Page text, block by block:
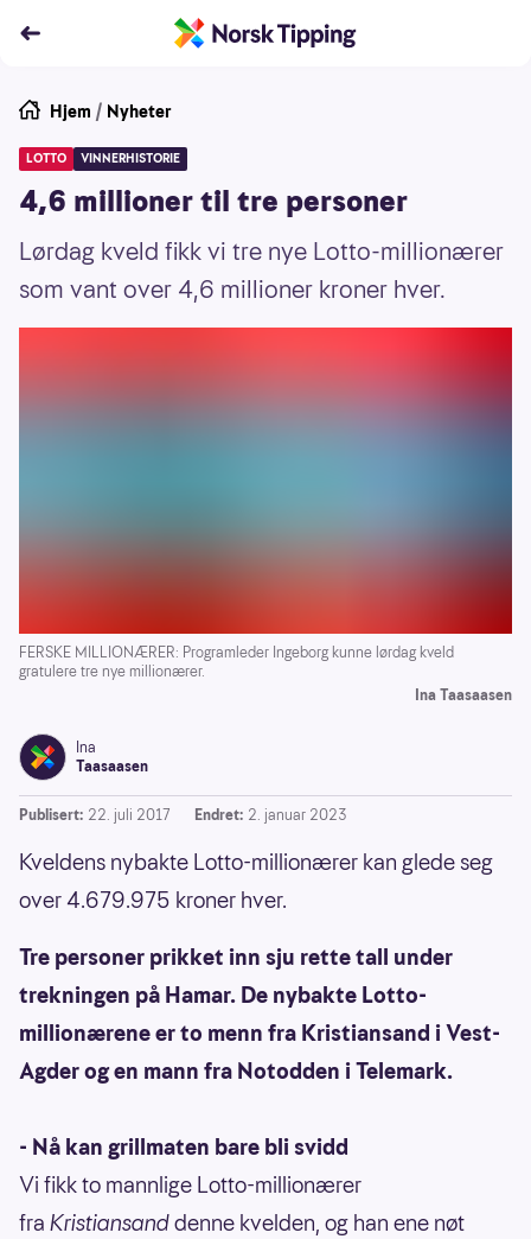
Hjem / Nyheter
LOTTO VINNERHISTORIE
4,6 millioner til tre personer
Lørdag kveld fikk vi tre nye Lotto-millionærer
som vant over 4,6 millioner kroner hver.
FERSKE MILLIONÆRER: Programleder Ingeborg kunne lørdag kveld
gratulere tre nye millionærer.
Ina Taasaasen
Ina
Taasaasen
Publisert: 22. juli 2017 Endret: 2. januar 2023
Kveldens nybakte Lotto-millionærer kan glede seg
over 4.679.975 kroner hver.
Tre personer prikket inn sju rette tall under
trekningen på Hamar. De nybakte Lotto-
millionærene er to menn fra Kristiansand i Vest-
Agder og en mann fra Notodden i Telemark.
- Nå kan grillmaten bare bli svidd
Vi fikk to mannlige Lotto-millionærer
fra Kristiansanddenne kvelden, og han ene nøt